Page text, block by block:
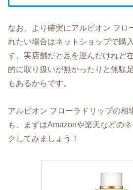
なお、より確実にアルビオン フロ
れたい場合はネットショップで購
す。実店舗だと足を運んだけれど
的に取り扱いが無かったりと無駄
もあるからです。
アルビオン フローラドリップの相
も、まずはAmazonや楽天などの
クしてみましょう！